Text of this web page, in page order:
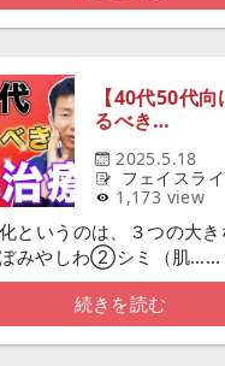
【40代50代
るべき…
2025.5.18
フェイスラ
1,173 view
いうのは、３つの大き
みやしわ②シミ（肌……
続きを読む